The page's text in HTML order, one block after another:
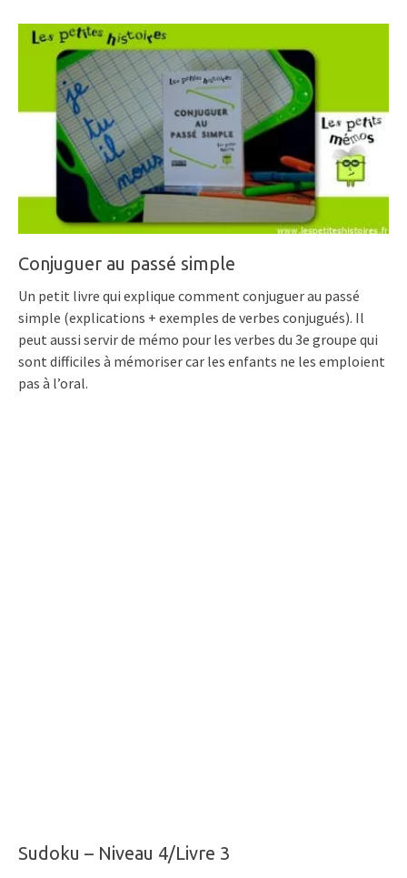
Conjuguer au passé simple
Un petit livre qui explique comment conjuguer au passé
simple (explications + exemples de verbes conjugués). Il
peut aussi servir de mémo pour les verbes du 3e groupe qui
sont difficiles à mémoriser car les enfants ne les emploient
pas à l’oral.
Sudoku – Niveau 4/Livre 3